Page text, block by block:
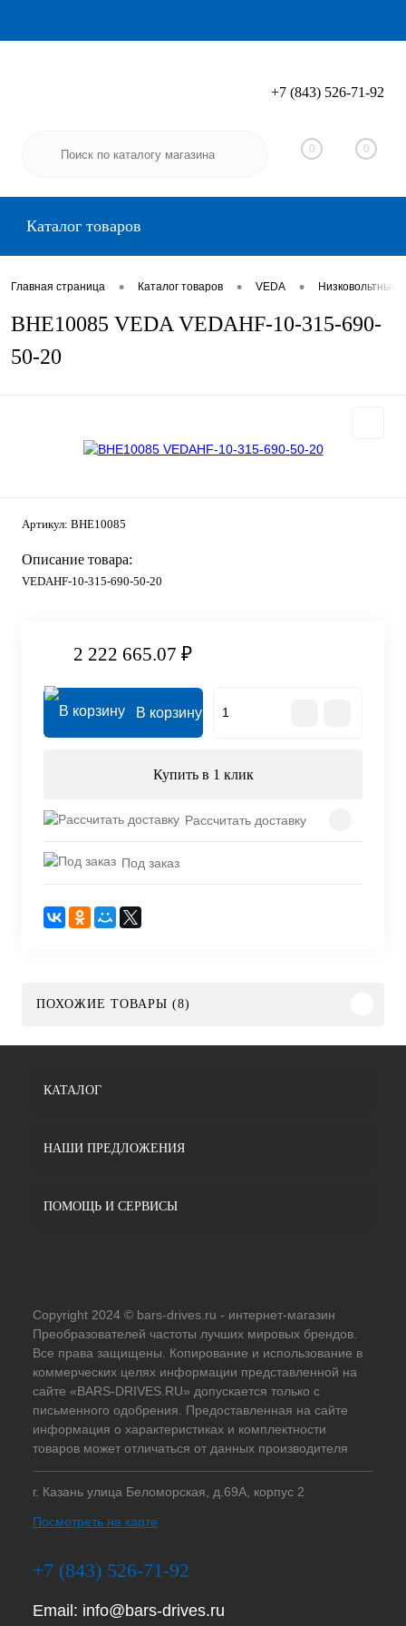
Вход Регистрация
+7 (843) 526-71-92
0 0
Каталог товаров
Главная страница • Каталог товаров • VEDA •
BHE10085 VEDA VEDAHF-10-315-690-
50-20
Артикул: BHE10085
Описание товара:
VEDAHF-10-315-690-50-20
2 222 665.07 ₽
В корзину
Купить в 1 клик
Рассчитать доставку
Под заказ
ПОХОЖИЕ ТОВАРЫ (8)
КАТАЛОГ
НАШИ ПРЕДЛОЖЕНИЯ
ПОМОЩЬ И СЕРВИСЫ
Copyright 2024 © bars-drives.ru - интернет-магазин
Преобразователей частоты лучших мировых брендов.
Все права защищены. Копирование и использование в
коммерческих целях информации представленной на
сайте «BARS-DRIVES.RU» допускается только с
письменного одобрения. Предоставленная на сайте
информация о характеристиках и комплектности
товаров может отличаться от данных производителя
г. Казань улица Беломорская, д.69А, корпус 2
Посмотреть на карте
+7 (843) 526-71-92
Email: info@bars-drives.ru